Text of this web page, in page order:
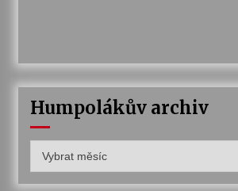
Humpolákův archiv
archiv